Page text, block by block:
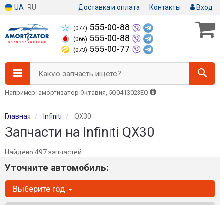
UA RU Доставка и оплата Контакты Вход
(077) 555-00-88
(066) 555-00-88
(073) 555-00-77
Какую запчасть ищете?
Например: амортизатор Октавия, 5Q0413023EQ
Главная Infiniti QX30
Запчасти на Infiniti QX30
Найдено 497 запчастей
Уточните автомобиль:
Выберите год